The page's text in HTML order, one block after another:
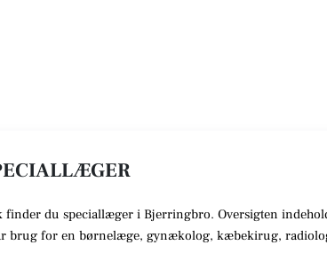
du speciallæger i Bjerringbro. Oversigten
brug for en børnelæge, gynækolog, kæbekirug,